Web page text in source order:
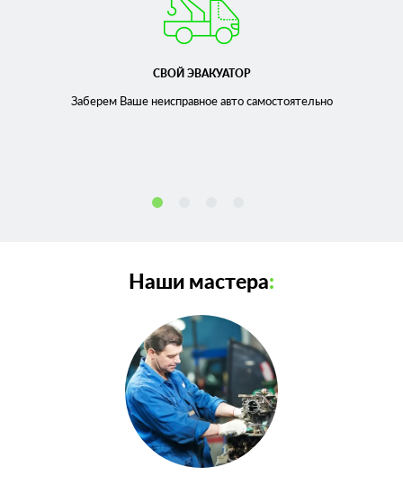
СВОЙ ЭВАКУАТОР
Заберем Ваше неисправноеавто самостоятельно
Наши мастера: